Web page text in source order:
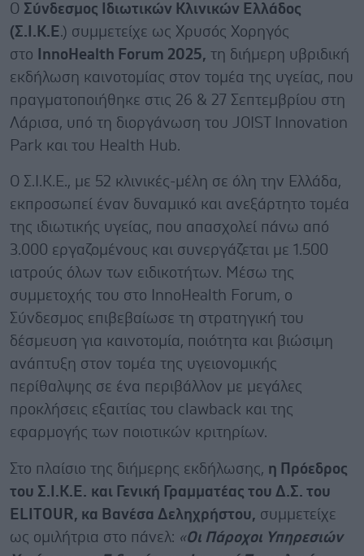
Ο Σύνδεσμος Ιδιωτικών Κλινικών Ελλάδος
(Σ.Ι.Κ.Ε.) συμμετείχε ως Χρυσός Χορηγός
στο
InnoHealth Forum 2025, τη διήμερη υβριδική
εκδήλωση καινοτομίας στον τομέα της υγείας, που
πραγματοποιήθηκε στις 26 & 27 Σεπτεμβρίου στη
Λάρισα, υπό τη διοργάνωση του JOIST Innovation
Park και του Health Hub.
Ο Σ.Ι.Κ.Ε., με 52 κλινικές-μέλη σε όλη την Ελλάδα,
εκπροσωπεί έναν δυναμικό και ανεξάρτητο τομέα
της ιδιωτικής υγείας, που απασχολεί πάνω από
3.000 εργαζομένους και συνεργάζεται με 1.500
ιατρούς όλων των ειδικοτήτων. Μέσω της
συμμετοχής του στο InnoHealth Forum, ο
Σύνδεσμος επιβεβαίωσε τη στρατηγική του
δέσμευση για καινοτομία, ποιότητα και βιώσιμη
ανάπτυξη στον τομέα της υγειονομικής
περίθαλψης σε ένα περιβάλλον με μεγάλες
προκλήσεις εξαιτίας του clawback και της
εφαρμογής των ποιοτικών κριτηρίων.
Στο πλαίσιο της διήμερης εκδήλωσης, η Πρόεδρος
του Σ.Ι.Κ.Ε. και Γενική Γραμματέας του Δ.Σ. του
ELITOUR, κα Βανέσα Δεληχρήστου, συμμετείχε
ως ομιλήτρια στο πάνελ: «Οι Πάροχοι Υπηρεσιών